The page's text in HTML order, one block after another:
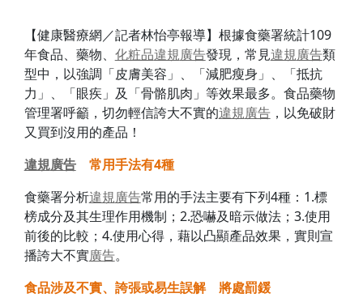
【健康醫療網／記者林怡亭報導】根據食藥署統計109
年食品、藥物、 化粧品違規廣告發現，常見違規廣告類
型中，以強調「皮膚美容」、「減肥瘦身」、「抵抗
力」、「眼疾」及「骨骼肌肉」等效果最多。食品藥物
管理署呼籲，切勿輕信誇大不實的違規廣告，以免破財
又買到沒用的產品！
違規廣告常用手法有4種
食藥署分析違規廣告常用的手法主要有下列4種：1.標
榜成分及其生理作用機制；2.恐嚇及暗示做法；3.使用
前後的比較；4.使用心得，藉以凸顯產品效果，實則宣
播誇大不實廣告。
食品涉及不實、誇張或易生誤解 將處罰鍰